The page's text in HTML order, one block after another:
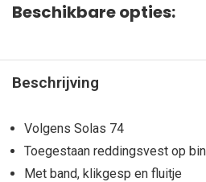
Beschikbare opties:
Beschrijving
Volgens Solas 74
Toegestaan reddingsvest op
Met band, klikgesp en fluitje